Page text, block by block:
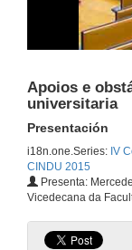
Apoios e
universitaria
Presentación
i18n.one.Series: IV
CINDU 2015
Presenta:
Vicedecana da